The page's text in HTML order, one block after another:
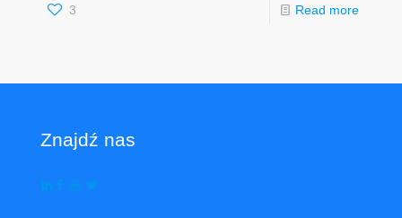
3 Read more
Znajdź nas